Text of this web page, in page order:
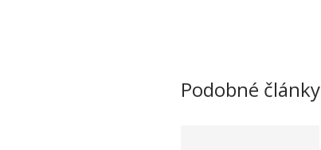
Podobné články